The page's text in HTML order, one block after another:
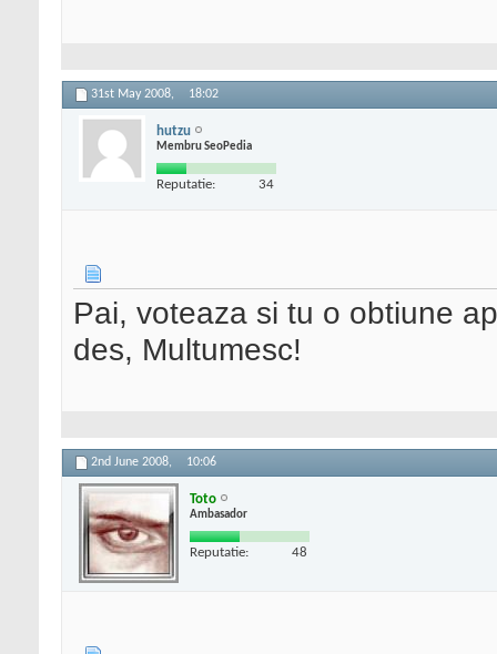
31st May 2008, 18:02
hutzu
Membru SeoPedia
Reputatie: 34
Pai, voteaza si tu o obtiune
des, Multumesc!
2nd June 2008, 10:06
Toto
Ambasador
Reputatie: 48